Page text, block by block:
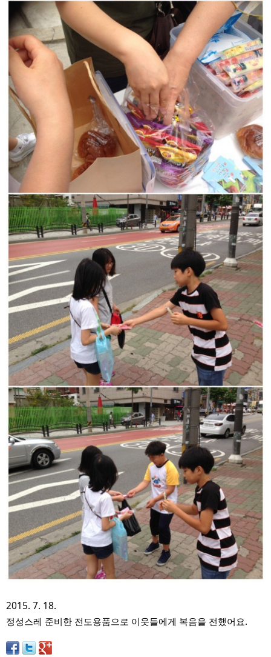
2015. 7. 18.
정성스레 준비한 전도용품으로 이웃들에게 복음을 전했어요.